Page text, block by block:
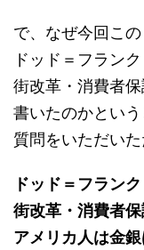
で、なぜ今回この
ドッド＝フラン
街改革・消費者
書いたのかとい
質問をいただいた
ドッド＝フラン
街改革・消費者
アメリカ人は金